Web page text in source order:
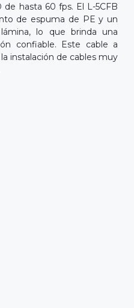
hasta 60 fps. El L-5CFB
de espuma de PE y un
lo que brinda una
confiable. Este cable a
instalación de cables muy